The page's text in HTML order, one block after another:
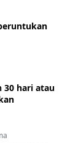
30 hari atau